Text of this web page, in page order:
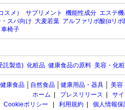
スメ） サプリメント 機能性成分 エステ
スパ向け 大麦若葉 アルファリポ酸(αリポ
車椅子
託製造) 化粧品 健康食品の原料 美容・化
健康食品 自然食品 健康用品・器具 美容
ホーム
プレスリリース
サ
Cookieポリシー
利用規約 個人情報